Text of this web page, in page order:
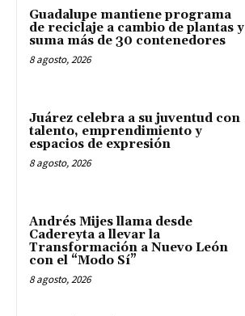
Guadalupe mantiene programa
de reciclaje a cambio de plantas y
suma más de 30 contenedores
8 agosto, 2026
Juárez celebra a su juventud con
talento, emprendimiento y
espacios de expresión
8 agosto, 2026
Andrés Mijes llama desde
Cadereyta a llevar la
Transformación a Nuevo León
con el “Modo Sí”
8 agosto, 2026